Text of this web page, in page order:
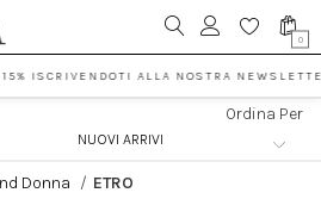
0
ISCRIVENDOTI ALLA NOSTRA
Ordina Per
Donna / ETRO